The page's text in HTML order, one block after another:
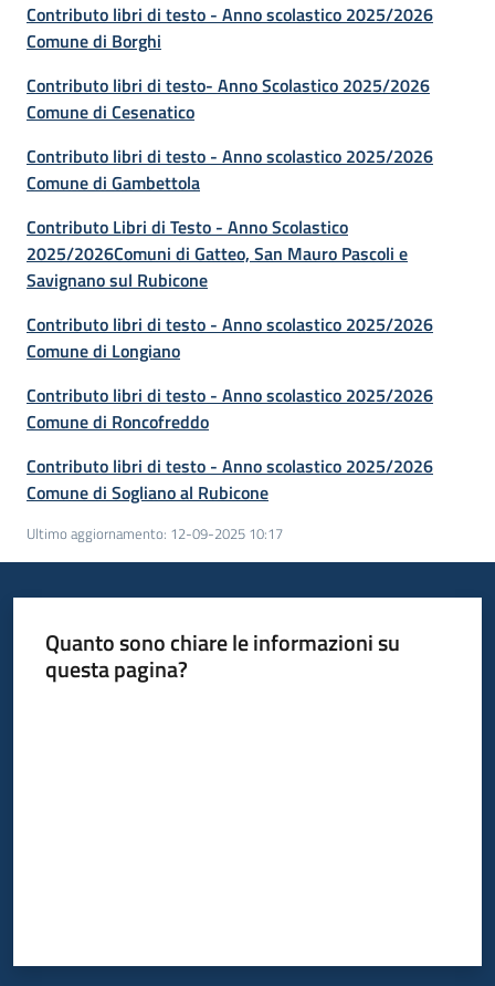
Contributo libri di testo - Anno scolastico 2025/2026
Comune di Borghi
Contributo libri di testo- Anno Scolastico 2025/2026
Comune di Cesenatico
Contributo libri di testo - Anno scolastico 2025/2026
Comune di Gambettola
Contributo Libri di Testo - Anno Scolastico
2025/2026Comuni di Gatteo, San Mauro Pascoli e
Savignano sul Rubicone
Contributo libri di testo - Anno scolastico 2025/2026
Comune di Longiano
Contributo libri di testo - Anno scolastico 2025/2026
Comune di Roncofreddo
Contributo libri di testo - Anno scolastico 2025/2026
Comune di Sogliano al Rubicone
Ultimo aggiornamento: 12-09-2025 10:17
Quanto sono chiare le informazioni su
questa pagina?